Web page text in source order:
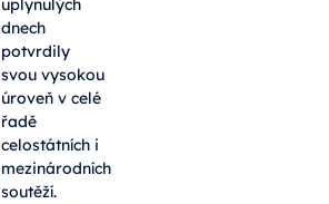
uplynulých
dnech
potvrdily
svou vysokou
úroveň v celé
řadě
celostátních i
mezinárodních
soutěží.